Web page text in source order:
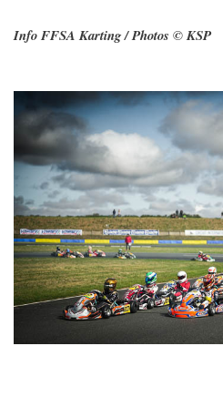
Info FFSA Karting / Photos © KSP